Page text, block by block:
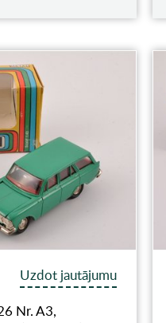
Uzdot jautājumu
Nr. A3,